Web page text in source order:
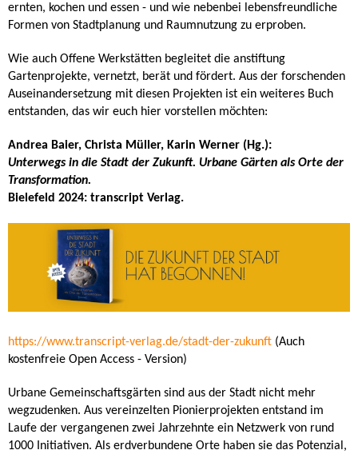
ernten, kochen und essen - und wie nebenbei lebensfreundliche
Formen von Stadtplanung und Raumnutzung zu erproben.
Wie auch Offene Werkstätten begleitet die anstiftung
Gartenprojekte, vernetzt, berät und fördert. Aus der forschenden
Auseinandersetzung mit diesen Projekten ist ein weiteres Buch
entstanden, das wir euch hier vorstellen möchten:
Andrea Baier, Christa Müller, Karin Werner (Hg.):
Unterwegs in die Stadt der Zukunft. Urbane Gärten als Orte der
Transformation.
Bielefeld 2024: transcript Verlag.
https://www.transcript-verlag.de/stadt-der-zukunft (Auch
kostenfreie Open Access - Version)
Urbane Gemeinschaftsgärten sind aus der Stadt nicht mehr
wegzudenken. Aus vereinzelten Pionierprojekten entstand im
Laufe der vergangenen zwei Jahrzehnte ein Netzwerk von rund
1000 Initiativen. Als erdverbundene Orte haben sie das Potenzial,